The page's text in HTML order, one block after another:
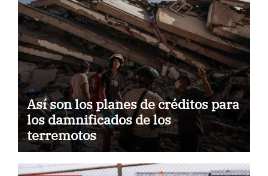
Así son los planes de créditos para
los damnificados de los
terremotos